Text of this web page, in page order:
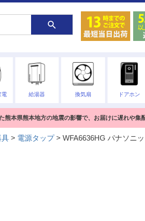
電 給湯器 換気扇 ドアホン
熊本県熊本地方の地震の影響で、お届けに遅れや集
具 電源タップ WFA6636HG パナソニ